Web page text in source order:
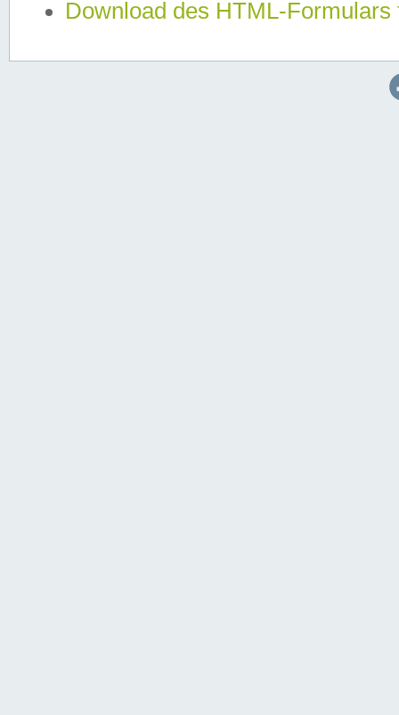
Download des HTML-